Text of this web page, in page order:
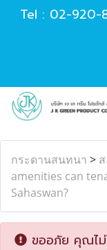
Tel : 02-920-
กระดานสนทนา >
amenities can
Sahaswan?
ขออภัย คุณไม่